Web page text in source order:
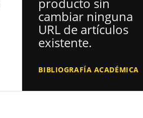
producto sin
cambiar ninguna
URL de artículos
existente.
BIBLIOGRAFÍA ACADÉMICA